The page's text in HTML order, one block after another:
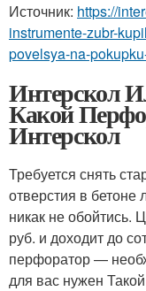
Источник: https://
instrumente-zubr-
povelsya-na-
Интерскол
Какой
Интерскол
Требуется снять
отверстия в
никак не обойтись.
руб. и доходит до
перфоратор —
для вас нужен